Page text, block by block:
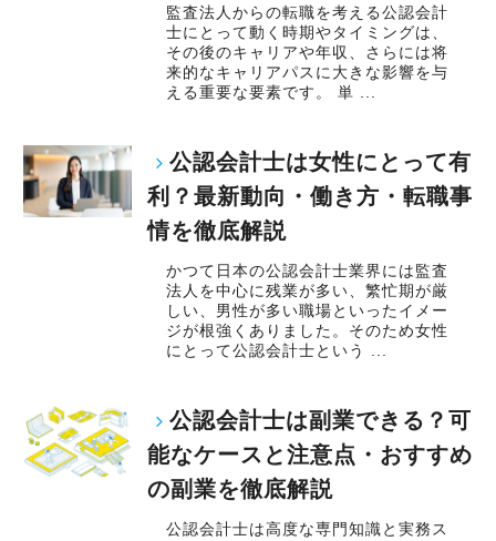
監査法人からの転職を考える公認会計
士にとって動く時期やタイミングは、
その後のキャリアや年収、さらには将
来的なキャリアパスに大きな影響を与
える重要な要素です。 単 ...
公認会計士は女性にとって有
利？最新動向・働き方・転職事
情を徹底解説
かつて日本の公認会計士業界には監査
法人を中心に残業が多い、繁忙期が厳
しい、男性が多い職場といったイメー
ジが根強くありました。そのため女性
にとって公認会計士という ...
公認会計士は副業できる？可
能なケースと注意点・おすすめ
の副業を徹底解説
公認会計士は高度な専門知識と実務ス